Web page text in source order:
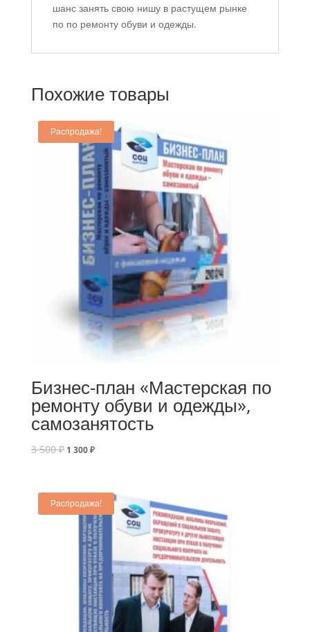
шанс занять свою нишу в растущем рынке
по по ремонту обуви и одежды.
Похожие товары
Распродажа!
Бизнес-план «Мастерская по
ремонту обуви и одежды»,
самозанятость
3 500₽ 1 300₽
Распродажа!